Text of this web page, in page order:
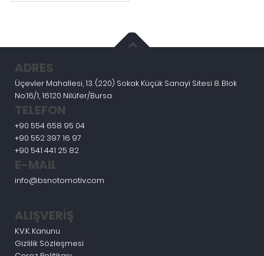
ADRES
Üçevler Mahallesi, 13. (220) Sokak Küçük Sanayi Sitesi 8. Blok
No:16/1, 16120 Nilüfer/Bursa
TELEFON
+90 554 658 95 04
+90 552 397 16 97
+90 541 441 25 82
E-MAIL
info@bsnotomotiv.com
ALIŞVERİŞ
K.V.K. Kanunu
Gizlilik Sözleşmesi